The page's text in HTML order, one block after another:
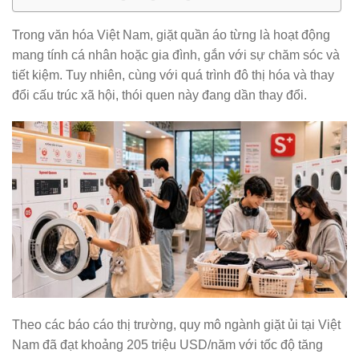
Trong văn hóa Việt Nam, giặt quần áo từng là hoạt động
mang tính cá nhân hoặc gia đình, gắn với sự chăm sóc và
tiết kiệm. Tuy nhiên, cùng với quá trình đô thị hóa và thay
đổi cấu trúc xã hội, thói quen này đang dần thay đổi.
Theo các báo cáo thị trường, quy mô ngành giặt ủi tại Việt
Nam đã đạt khoảng 205 triệu USD/năm với tốc độ tăng